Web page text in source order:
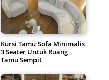
Kursi Tamu Sofa Minimalis
3 Seater Untuk Ruang
Tamu Sempit